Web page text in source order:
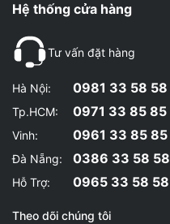
Hệ thống cửa hàng
Tư vấn đặt hàng
Hà Nội: 0981 33 58 58
Tp.HCM: 0971 33 85 85
Vinh: 0961 33 85 85
Đà Nẵng: 0386 33 58 58
Hỗ Trợ: 0965 33 58 58
Theo dõi chúng tôi